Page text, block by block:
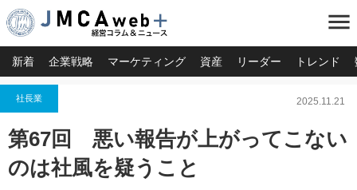
menu
新着 企業戦略 マーケティング 資産 リーダー トレンド
社長業 2025.11.21
第67回 悪い報告が上がってこない
のは社風を疑うこと